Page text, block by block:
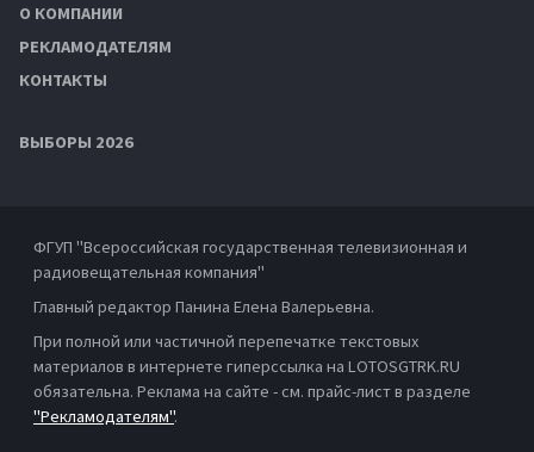
О КОМПАНИИ
РЕКЛАМОДАТЕЛЯМ
КОНТАКТЫ
ВЫБОРЫ 2026
ФГУП "Всероссийская государственная телевизионная и
радиовещательная компания"
Главный редактор Панина Елена Валерьевна.
При полной или частичной перепечатке текстовых
материалов в интернете гиперссылка на LOTOSGTRK.RU
обязательна. Реклама на сайте - см. прайс-лист в разделе
"Рекламодателям".